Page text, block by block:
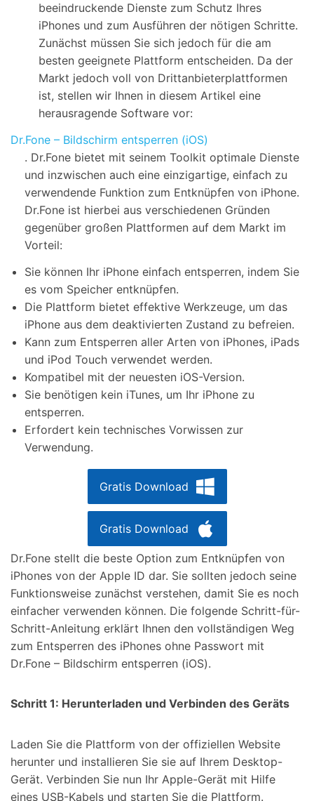
beeindruckende Dienste zum Schutz Ihres
iPhones und zum Ausführen der nötigen Schritte.
Zunächst müssen Sie sich jedoch für die am
besten geeignete Plattform entscheiden. Da der
Markt jedoch voll von Drittanbieterplattformen
ist, stellen wir Ihnen in diesem Artikel eine
herausragende Software vor:
Dr.Fone – Bildschirm entsperren (iOS)
. Dr.Fone bietet mit seinem Toolkit optimale Dienste
und inzwischen auch eine einzigartige, einfach zu
verwendende Funktion zum Entknüpfen von iPhone.
Dr.Fone ist hierbei aus verschiedenen Gründen
gegenüber großen Plattformen auf dem Markt im
Vorteil:
Sie können Ihr iPhone einfach entsperren, indem Sie
es vom Speicher entknüpfen.
Die Plattform bietet effektive Werkzeuge, um das
iPhone aus dem deaktivierten Zustand zu befreien.
Kann zum Entsperren aller Arten von iPhones, iPads
und iPod Touch verwendet werden.
Kompatibel mit der neuesten iOS-Version.
Sie benötigen kein iTunes, um Ihr iPhone zu
entsperren.
Erfordert kein technisches Vorwissen zur
Verwendung.
Gratis Download
Gratis Download
Dr.Fone stellt die beste Option zum Entknüpfen von
iPhones von der Apple ID dar. Sie sollten jedoch seine
Funktionsweise zunächst verstehen, damit Sie es noch
einfacher verwenden können. Die folgende Schritt-für-
Schritt-Anleitung erklärt Ihnen den vollständigen Weg
zum Entsperren des iPhones ohne Passwort mit
Dr.Fone – Bildschirm entsperren (iOS).
Schritt 1: Herunterladen und Verbinden des Geräts
Laden Sie die Plattform von der offiziellen Website
herunter und installieren Sie sie auf Ihrem Desktop-
Gerät. Verbinden Sie nun Ihr Apple-Gerät mit Hilfe
eines USB-Kabels und starten Sie die Plattform.